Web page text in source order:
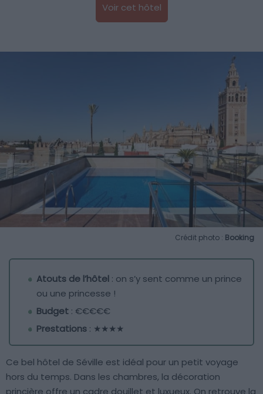
Voir cet hôtel
Crédit photo : Booking
Atouts de l’hôtel : on s’y sent comme un prince
ou une princesse !
Budget : €€€€€
Prestations : ★★★★
Ce bel hôtel de Séville est idéal pour un petit voyage
hors du temps. Dans les chambres, la décoration
princière offre un cadre douillet et luxueux. On retrouve la